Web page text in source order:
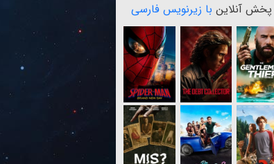
آنلاین با زیرنویس فارسی